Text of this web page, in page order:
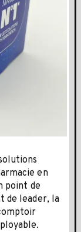
en
point de
de leader, la